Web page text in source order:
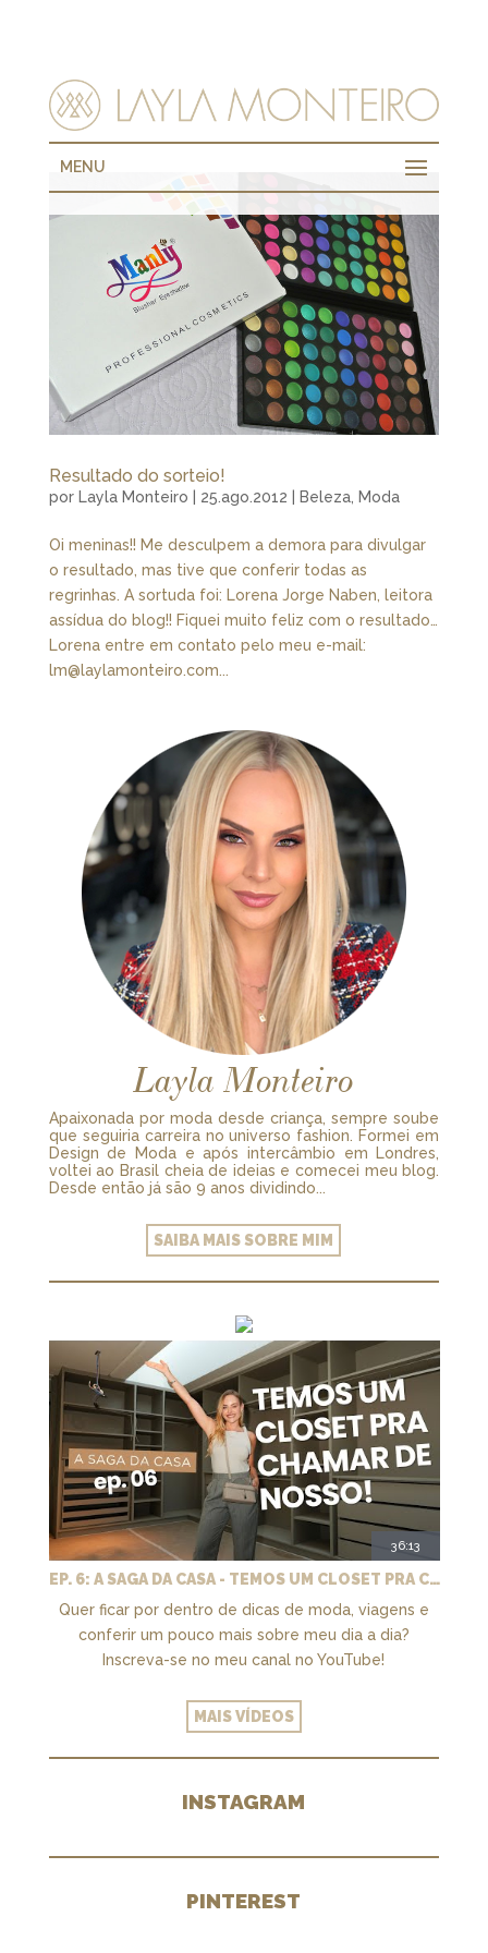
MENU
Resultado do sorteio!
por Layla Monteiro 25.ago.2012 Beleza, Moda
Oi meninas!! Me desculpem a demora para divulgar
o resultado, mas tive que conferir todas as
regrinhas. A sortuda foi: Lorena Jorge Naben, leitora
assídua do blog!! Fiquei muito feliz com o resultado…
Lorena entre em contato pelo meu e-mail:
lm@laylamonteiro.com...
Layla Monteiro
Apaixonada por moda desde criança, sempre soube
que seguiria carreira no universo fashion. Formei em
Design de Moda e após intercâmbio em Londres,
voltei ao Brasil cheia de ideias e comecei meu blog.
Desde então já são 9 anos dividindo...
SAIBA MAIS SOBRE MIM
36:13
EP. 6: A SAGA DA CASA - TEMOS UM CLOSET PRA CHAMAR DE NOSSO + MARCENARIA E PAISAGISMO
Quer ficar por dentro de dicas de moda, viagens e
conferir um pouco mais sobre meu dia a dia?
Inscreva-se no meu canal no YouTube!
MAIS VÍDEOS
INSTAGRAM
PINTEREST